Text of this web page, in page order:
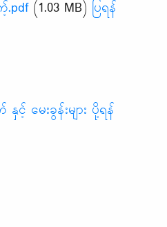
(1.03 MB) ပြရန်
င့် မေးခွန်းများ ပို့ရန်